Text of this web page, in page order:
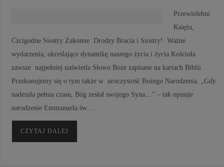
Przewielebni
Księża,
Czcigodne Siostry Zakonne Drodzy Bracia i Siostry! Ważne
wydarzenia, określające dynamikę naszego życia i życia Kościoła
zawsze najpełniej naświetla Słowo Boże zapisane na kartach Biblii.
Przekonujemy się o tym także w uroczystość Bożego Narodzenia. „Gdy
nadeszła pełnia czasu, Bóg zesłał swojego Syna…” – tak opisuje
narodzenie Emmanuela św….
CZYTAJ DALEJ